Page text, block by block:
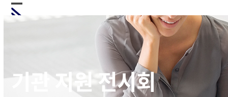
Skip
to Open
Close
기관 지원 전시회